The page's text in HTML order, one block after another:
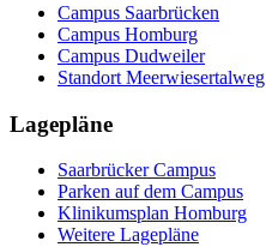
Campus Saarbrücken
Campus Homburg
Campus Dudweiler
Standort Meerwiesertalweg
Lagepläne
Saarbrücker Campus
Parken auf dem Campus
Klinikumsplan Homburg
Weitere Lagepläne